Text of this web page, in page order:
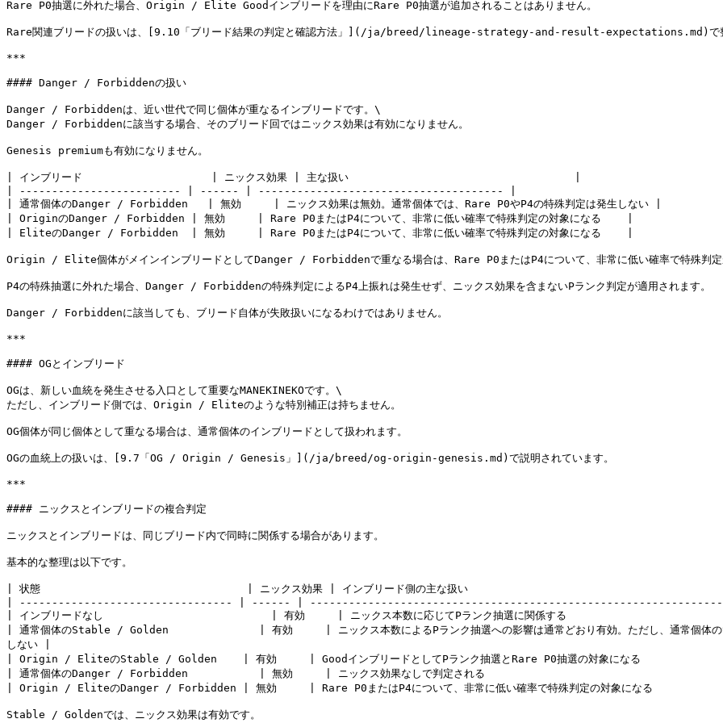
Rare P0抽選に外れた場合、Origin / Elite Goodインブリードを理由にRare P0抽選が追加されることはありません。
Rare関連ブリードの扱いは、[9.10「ブリード結果の判定と確認方法」](/ja/breed/lineage-strategy-and-result-expectations.md)で整
***
#### Danger / Forbiddenの扱い
Danger / Forbiddenは、近い世代で同じ個体が重なるインブリードです。\
Danger / Forbiddenに該当する場合、そのブリード回ではニックス効果は有効になりません。
Genesis premiumも有効になりません。
| インブリード                    | ニックス効果 | 主な扱い                                   |
| ------------------------- | ------ | -------------------------------------- |
| 通常個体のDanger / Forbidden   | 無効     | ニックス効果は無効。通常個体では、Rare P0やP4の特殊判定は発生しない |
| OriginのDanger / Forbidden | 無効     | Rare P0またはP4について、非常に低い確率で特殊判定の対象になる    |
| EliteのDanger / Forbidden  | 無効     | Rare P0またはP4について、非常に低い確率で特殊判定の対象になる    |
Origin / Elite個体がメインインブリードとしてDanger / Forbiddenで重なる場合は、Rare P0またはP4について、非常に低い確率で特殊判定
P4の特殊抽選に外れた場合、Danger / Forbiddenの特殊判定によるP4上振れは発生せず、ニックス効果を含まないPランク判定が適用されます。
Danger / Forbiddenに該当しても、ブリード自体が失敗扱いになるわけではありません。
***
#### OGとインブリード
OGは、新しい血統を発生させる入口として重要なMANEKINEKOです。\
ただし、インブリード側では、Origin / Eliteのような特別補正は持ちません。
OG個体が同じ個体として重なる場合は、通常個体のインブリードとして扱われます。
OGの血統上の扱いは、[9.7「OG / Origin / Genesis」](/ja/breed/og-origin-genesis.md)で説明されています。
***
#### ニックスとインブリードの複合判定
ニックスとインブリードは、同じブリード内で同時に関係する場合があります。
基本的な整理は以下です。
| 状態                                | ニックス効果 | インブリード側の主な扱い
| --------------------------------- | ------ |
| インブリードなし                          | 有効     | ニックス本数に応じてPランク抽選に関係する
| 通常個体のStable / Golden              | 有効     | ニックス本数によるPランク抽選への影響は通常どおり有効。ただし、通常個体の
しない |
| Origin / EliteのStable / Golden    | 有効     | GoodインブリードとしてPランク抽選とRare P0抽選の対象
| 通常個体のDanger / Forbidden           | 無効     | ニックス効果なしで判定される
| Origin / EliteのDanger / Forbidden | 無効     | Rare P0またはP4について、非常に低い確率で特殊判定の対
Stable / Goldenでは、ニックス効果は有効です。